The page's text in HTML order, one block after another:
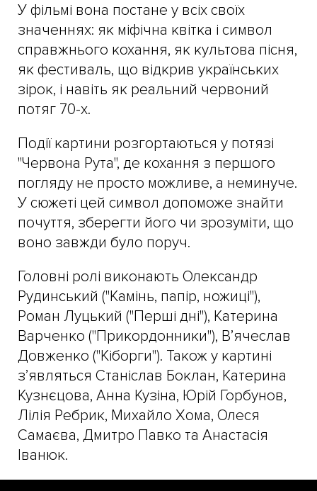
У фільмі вона постане у всіх своїх
значеннях: як міфічна квітка і символ
справжнього кохання, як культова пісня,
як фестиваль, що відкрив українських
зірок, і навіть як реальний червоний
потяг 70-х.
Події картини розгортаються у потязі
"Червона Рута", де кохання з першого
погляду не просто можливе, а неминуче.
У сюжеті цей символ допоможе знайти
почуття, зберегти його чи зрозуміти, що
воно завжди було поруч.
Головні ролі виконають Олександр
Рудинський ("Камінь, папір, ножиці"),
Роман Луцький ("Перші дні"), Катерина
Варченко ("Прикордонники"), В’ячеслав
Довженко ("Кіборги"). Також у картині
з’являться Станіслав Боклан, Катерина
Кузнєцова, Анна Кузіна, Юрій Горбунов,
Лілія Ребрик, Михайло Хома, Олеся
Самаєва, Дмитро Павко та Анастасія
Іванюк.